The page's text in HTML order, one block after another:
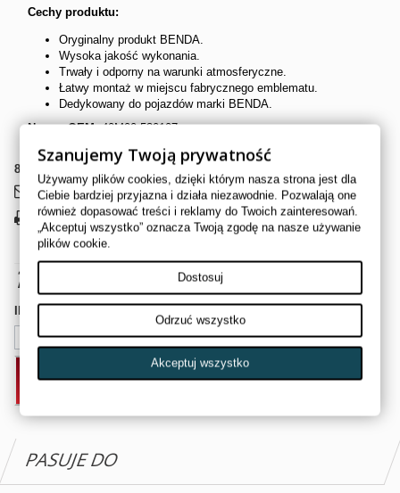
Cechy produktu:
Oryginalny produkt BENDA.
Wysoka jakość wykonania.
Trwały i odporny na warunki atmosferyczne.
Łatwy montaż w miejscu fabrycznego emblematu.
Dedykowany do pojazdów marki BENDA.
Numer OEM:40M00.530107
8
Przedmioty
Wyślij do znajomego
Drukuj
18,00 zł
Ilość
DODAJ DO KOSZYKA
PASUJE DO
Szanujemy Twoją prywatność
Używamy plików cookies, dzięki którym nasza strona jest dla
Ciebie bardziej przyjazna i działa niezawodnie. Pozwalają one
również dopasować treści i reklamy do Twoich zainteresowań.
„Akceptuj wszystko” oznacza Twoją zgodę na nasze używanie
plików cookie.
Dostosuj
Odrzuć wszystko
Akceptuj wszystko